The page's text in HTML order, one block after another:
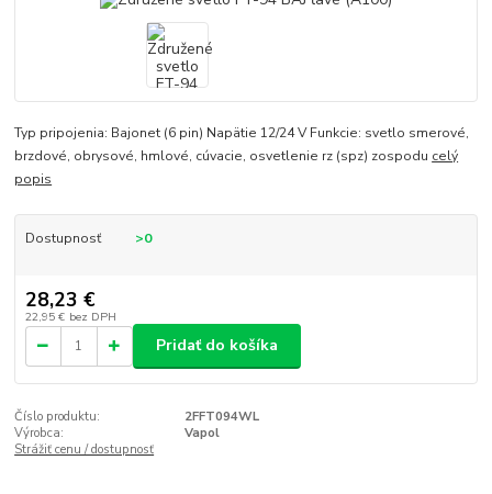
Typ pripojenia: Bajonet (6 pin) Napätie 12/24 V Funkcie: svetlo smerové,
brzdové, obrysové, hmlové, cúvacie, osvetlenie rz (spz) zospodu celý
popis
Dostupnosť >0
28,23 €
22,95 € bez DPH
Pridať do košíka
Číslo produktu:
2FFT094WL
Výrobca:
Vapol
Strážiť cenu / dostupnosť